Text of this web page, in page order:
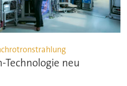
Technologie neu